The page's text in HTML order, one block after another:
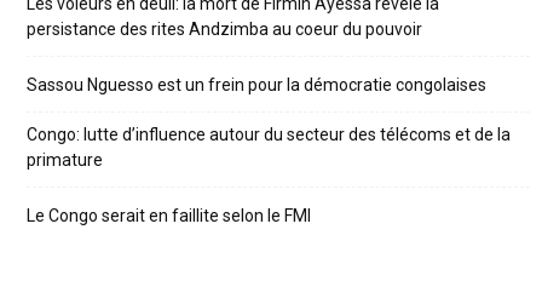
persistance des rites Andzimba au coeur du pouvoir
Sassou Nguesso est un frein pour la démocratie congolaises
Congo: lutte d’influence autour du secteur des télécoms et de la
primature
Le Congo serait en faillite selon le FMI